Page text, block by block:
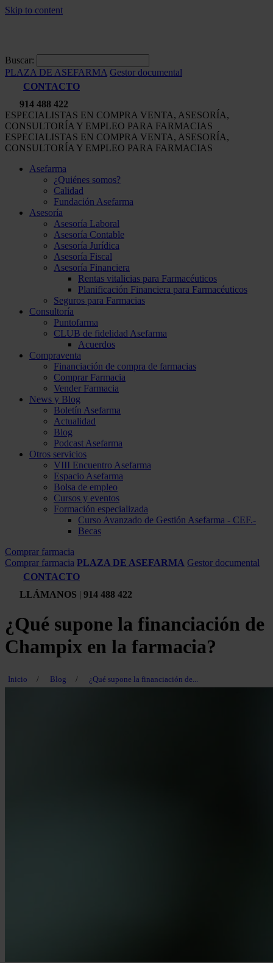
Skip to content
Buscar:
PLAZA DE ASEFARMA Gestor documental
CONTACTO
914 488 422
ESPECIALISTAS EN COMPRA VENTA, ASESORÍA,
CONSULTORÍA Y EMPLEO PARA FARMACIAS
ESPECIALISTAS EN COMPRA VENTA, ASESORÍA,
CONSULTORÍA Y EMPLEO PARA FARMACIAS
Asefarma
¿Quiénes somos?
Calidad
Fundación Asefarma
Asesoría
Asesoría Laboral
Asesoría Contable
Asesoría Jurídica
Asesoría Fiscal
Asesoría Financiera
Rentas vitalicias para Farmacéuticos
Planificación Financiera para Farmacéuticos
Seguros para Farmacias
Consultoría
Puntofarma
CLUB de fidelidad Asefarma
Acuerdos
Compraventa
Financiación de compra de farmacias
Comprar Farmacia
Vender Farmacia
News y Blog
Boletín Asefarma
Actualidad
Blog
Podcast Asefarma
Otros servicios
VIII Encuentro Asefarma
Espacio Asefarma
Bolsa de empleo
Cursos y eventos
Formación especializada
Curso Avanzado de Gestión Asefarma - CEF.-
Becas
Comprar farmacia
Comprar farmacia PLAZA DE ASEFARMA Gestor documental
CONTACTO
LLÁMANOS | 914 488 422
¿Qué supone la financiación de
Champix en la farmacia?
Inicio / Blog / ¿Qué supone la financiación de...